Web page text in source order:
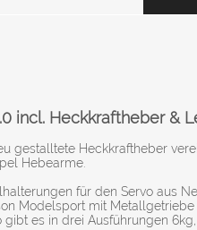
incl. Heckkraftheber &
gestalltete Heckkraftheber
Hebearme.
für den Servo aus
Modelsport mit
gibt es in drei Ausführungen